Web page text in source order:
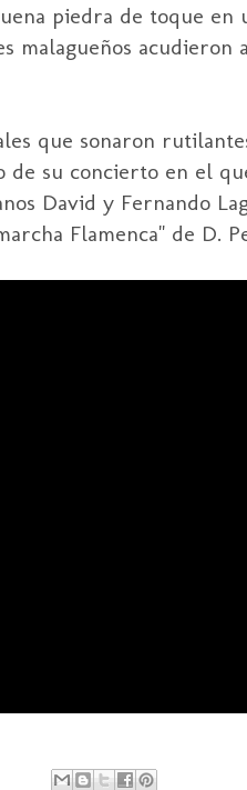
piedra de toque en
malagueños
que sonaron
su concierto en el
David y Fernando
Flamenca" de D.